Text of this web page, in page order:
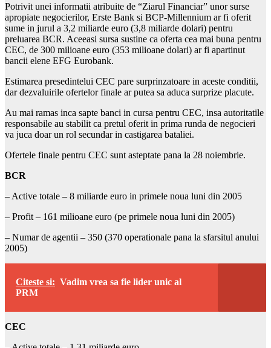
Potrivit unei informatii atribuite de “Ziarul Financiar” unor surse
apropiate negocierilor, Erste Bank si BCP-Millennium ar fi oferit
sume in jurul a 3,2 miliarde euro (3,8 miliarde dolari) pentru
preluarea BCR. Aceeasi sursa sustine ca oferta cea mai buna pentru
CEC, de 300 milioane euro (353 milioane dolari) ar fi apartinut
bancii elene EFG Eurobank.
Estimarea presedintelui CEC pare surprinzatoare in aceste conditii,
dar dezvaluirile ofertelor finale ar putea sa aduca surprize placute.
Au mai ramas inca sapte banci in cursa pentru CEC, insa autoritatile
responsabile au stabilit ca pretul oferit in prima runda de negocieri
va juca doar un rol secundar in castigarea bataliei.
Ofertele finale pentru CEC sunt asteptate pana la 28 noiembrie.
BCR
– Active totale – 8 miliarde euro in primele noua luni din 2005
– Profit – 161 milioane euro (pe primele noua luni din 2005)
– Numar de agentii – 350 (370 operationale pana la sfarsitul anului
2005)
Citeste si: Vadim vrea sa fie lider unic al
PRM
CEC